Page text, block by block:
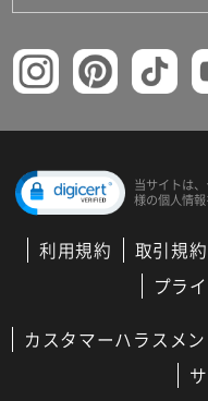
当サイトは
様の個人情報
利用規約 取引規約
プラ
カスタマーハラスメ